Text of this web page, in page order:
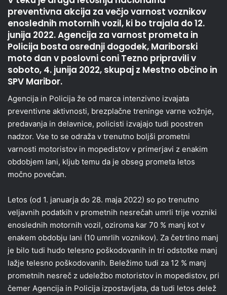
preventivna akcija za večjo varnost voznikov
enoslednih motornih vozil, ki bo trajala do 12.
junija 2022. Agencija za varnost prometa in
Policija bosta osrednji dogodek, Mariborski
moto dan v poslovni coni Tezno pripraviliv
soboto, 4. junija 2022, skupaj z Mestno občino in
SPV Maribor.
Agencija in Policija že od marca intenzivno izvajata
preventivne aktivnosti, brezplačne treninge varne vožnje,
predavanja in delavnice, policisti izvajajo tudi poostren
nadzor. Vse to se odraža v trenutno boljši prometni
varnosti motoristov in mopedistov v primerjavi z enakim
obdobjem lani, kljub temu da je obseg prometa letos
močno povečan.
Letos (od 1. januarja do 28. maja 2022) so po trenutno
veljavnih podatkih v prometnih nesrečah umrli trije vozniki
enoslednih motornih vozil, oziroma kar 70 % manj kot v
enakem obdobju lani (10 umrlih voznikov). Za četrtino manj
je bilo tudi hudo telesno poškodovanih in tri odstotke manj
lažje telesno poškodovanih. Beležimo tudi za 12 % manj
prometnih nesreč z udeležbo motoristov in mopedistov, pri
čemer Agencija in Policija izpostavljata, da tudi letos delež